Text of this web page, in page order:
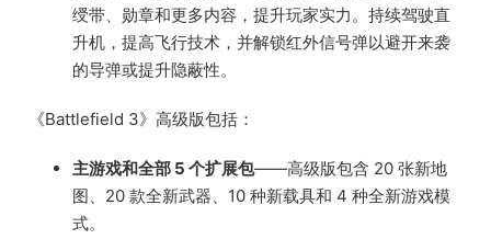
绶带、勋章和更多内容，提升玩家实力。持续驾驶直
升机，提高飞行技术，并解锁红外信号弹以避开来袭
的导弹或提升隐蔽性。
《Battlefield 3》高级版包括：
主游戏和全部 5 个扩展包——高级版包含 20 张新地
图、20 款全新武器、10 种新载具和 4 种全新游戏模
式。